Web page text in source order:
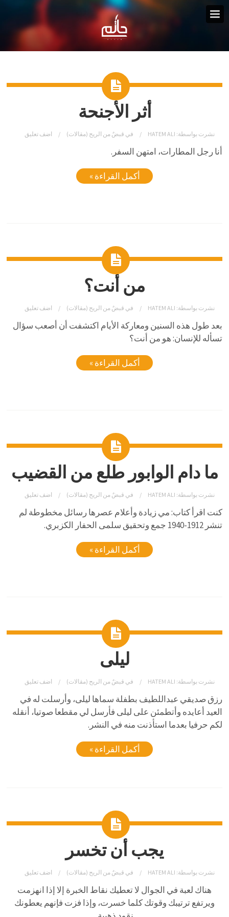
أثر الأجنحة
نشرت بواسطة: HATEM ALI في قبضٌ من الريح (مقالات) اضف تعليق
أنا رجل المطارات، امتهن السفر.
أكمل القراءة »
من أنت؟
نشرت بواسطة: HATEM ALI في قبضٌ من الريح (مقالات) اضف تعليق
بعد طول هذه السنين ومعاركة الأيام اكتشفت أن أصعب سؤال
تسأله للإنسان: هو من أنت؟
أكمل القراءة »
ما دام الوابور طلع من القضيب
نشرت بواسطة: HATEM ALI في قبضٌ من الريح (مقالات) اضف تعليق
كنت اقرأ كتاب: مي زيادة وأعلام عصرها رسائل مخطوطة لم
تنشر 1912-1940 جمع وتحقيق سلمى الحفار الكزبري.
أكمل القراءة »
ليلى
نشرت بواسطة: HATEM ALI في قبضٌ من الريح (مقالات) اضف تعليق
رزق صديقي عبداللطيف بطفلة سماها ليلى، وأرسلت له في
العيد أعايده وأتطمئن على ليلى فأرسل لي مقطعا صوتيا، أنقله
لكم حرفيا بعدما استأذنت منه في النشر.
أكمل القراءة »
يجب أن تخسر
نشرت بواسطة: HATEM ALI في قبضٌ من الريح (مقالات) اضف تعليق
هناك لعبة في الجوال لا تعطيك نقاط الخبرة إلا إذا انهزمت
ويرتفع ترتيبك وقوتك كلما خسرت، وإذا فزت فإنهم يعطونك